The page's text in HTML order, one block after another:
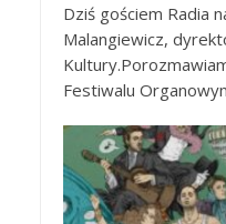
Dziś gościem Radia
Malangiewicz,
Festiwalu